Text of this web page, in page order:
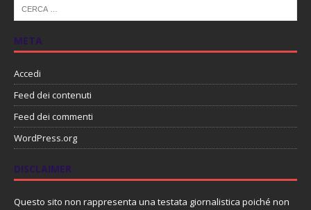
META
Accedi
Feed dei contenuti
Feed dei commenti
WordPress.org
DISCLAIMER
Questo sito non rappresenta una testata giornalistica poiché non